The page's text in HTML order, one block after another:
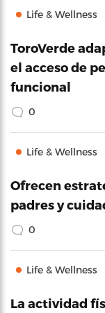
Life & Wellness
ToroVerde
el acceso de
funcional
0
Life & Wellness
Ofrecen
padres y
0
Life & Wellness
La actividad